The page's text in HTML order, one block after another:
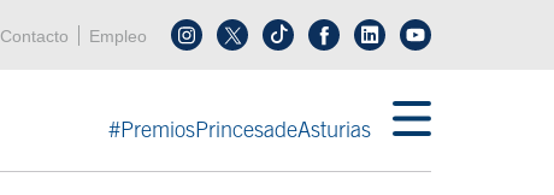
Menú cabecera
Contacto Empleo Síguenos en tiktokSíguenos en linkedin
#PremiosPrincesadeAsturias